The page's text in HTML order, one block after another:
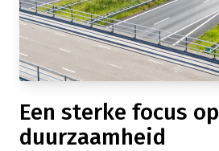
Een sterke focus op
duurzaamheid